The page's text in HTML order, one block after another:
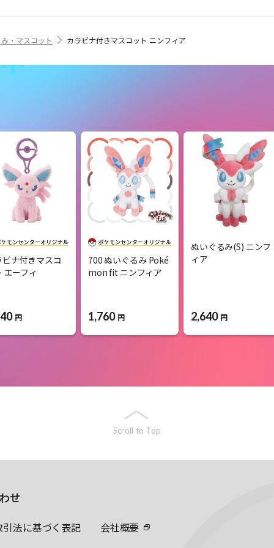
・マスコット カラビナ付きマスコット ニンフィア
ナ付きマスコ
エーフィ
円
700 ぬいぐるみ Poké
mon fit ニンフィア
1,760 円
ぬいぐるみ(S) ニンフ
ィア
2,640 円
Scroll to Top
せ
法に基づく表記 会社概要